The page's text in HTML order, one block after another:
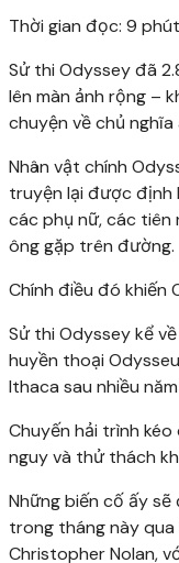
Thời gian đọc: 9 phút
Sử thi Odyssey đã
lên màn ảnh rộng –
chuyện về chủ nghĩa
Nhân vật chính
truyện lại được định
các phụ nữ, các tiên
ông gặp trên đường.
Chính điều đó khiến
Sử thi Odyssey kể
huyền thoại
Ithaca sau nhiều
Chuyến hải trình
nguy và thử thách
Những biến cố ấy
trong tháng này
Christopher Nolan,